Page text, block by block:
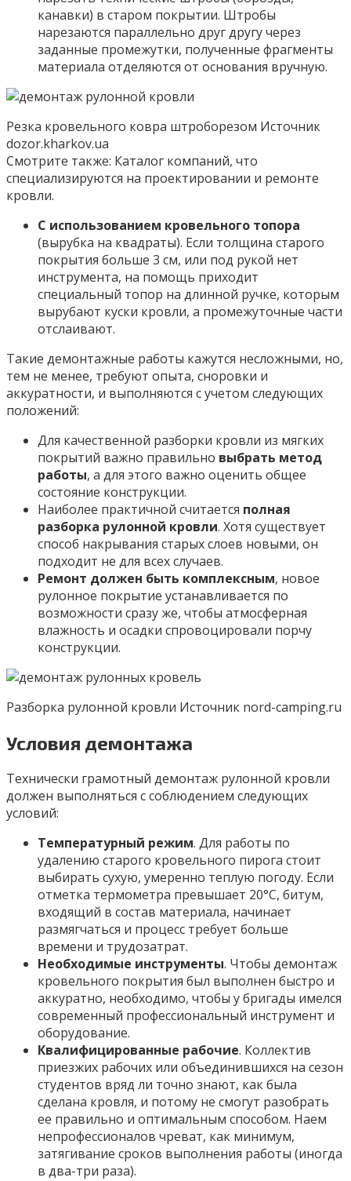
канавки) в старом покрытии. Штробы
нарезаются параллельно друг другу через
заданные промежутки, полученные фрагменты
материала отделяются от основания вручную.
Резка кровельного ковра штроборезом Источник
dozor.kharkov.ua
Смотрите также: Каталог компаний, что
специализируются на проектировании и ремонте
кровли.
С использованием кровельного топора
(вырубка на квадраты). Если толщина старого
покрытия больше 3 см, или под рукой нет
инструмента, на помощь приходит
специальный топор на длинной ручке, которым
вырубают куски кровли, а промежуточные части
отслаивают.
Такие демонтажные работы кажутся несложными, но,
тем не менее, требуют опыта, сноровки и
аккуратности, и выполняются с учетом следующих
положений:
Для качественной разборки кровли из мягких
покрытий важно правильно выбрать метод
работы, а для этого важно оценить общее
состояние конструкции.
Наиболее практичной считается полная
разборка рулонной кровли. Хотя существует
способ накрывания старых слоев новыми, он
подходит не для всех случаев.
Ремонт должен быть комплексным, новое
рулонное покрытие устанавливается по
возможности сразу же, чтобы атмосферная
влажность и осадки спровоцировали порчу
конструкции.
Разборка рулонной кровли Источник nord-camping.ru
Условия демонтажа
Технически грамотный демонтаж рулонной кровли
должен выполняться с соблюдением следующих
условий:
Температурный режим. Для работы по
удалению старого кровельного пирога стоит
выбирать сухую, умеренно теплую погоду. Если
отметка термометра превышает 20°C, битум,
входящий в состав материала, начинает
размягчаться и процесс требует больше
времени и трудозатрат.
Необходимые инструменты. Чтобы демонтаж
кровельного покрытия был выполнен быстро и
аккуратно, необходимо, чтобы у бригады имелся
современный профессиональный инструмент и
оборудование.
Квалифицированные рабочие. Коллектив
приезжих рабочих или объединившихся на сезон
студентов вряд ли точно знают, как была
сделана кровля, и потому не смогут разобрать
ее правильно и оптимальным способом. Наем
непрофессионалов чреват, как минимум,
затягивание сроков выполнения работы (иногда
в два-три раза).